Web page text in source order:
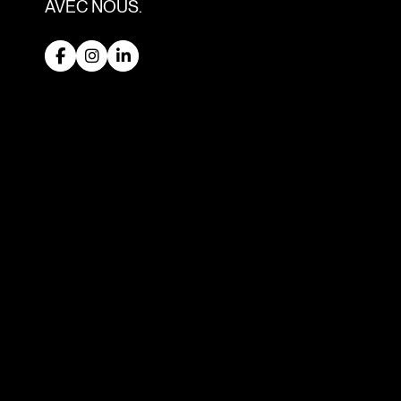
AVEC NOUS.